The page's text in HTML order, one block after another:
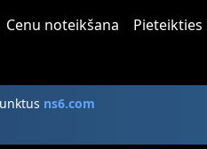
Cenu noteikšana Pieteikties
ns6.com